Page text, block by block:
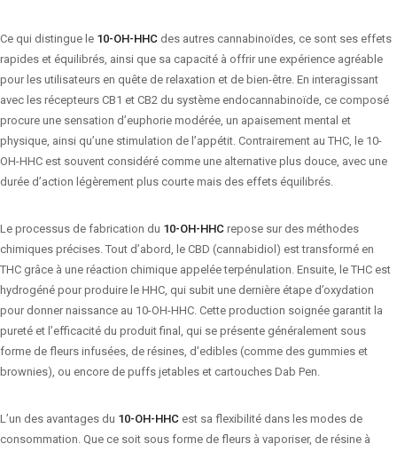
Ce qui distingue le 10-OH-HHC des autres cannabinoïdes, ce sont ses effets
rapides et équilibrés, ainsi que sa capacité à offrir une expérience agréable
pour les utilisateurs en quête de relaxation et de bien-être. En interagissant
avec les récepteurs CB1 et CB2 du système endocannabinoïde, ce composé
procure une sensation d’euphorie modérée, un apaisement mental et
physique, ainsi qu’une stimulation de l’appétit. Contrairement au THC, le 10-
OH-HHC est souvent considéré comme une alternative plus douce, avec une
durée d’action légèrement plus courte mais des effets équilibrés.
Le processus de fabrication du 10-OH-HHC repose sur des méthodes
chimiques précises. Tout d’abord, le CBD (cannabidiol) est transformé en
THC grâce à une réaction chimique appelée terpénulation. Ensuite, le THC est
hydrogéné pour produire le HHC, qui subit une dernière étape d’oxydation
pour donner naissance au 10-OH-HHC. Cette production soignée garantit la
pureté et l’efficacité du produit final, qui se présente généralement sous
forme de fleurs infusées, de résines, d'edibles (comme des gummies et
brownies), ou encore de puffs jetables et cartouches Dab Pen.
L’un des avantages du 10-OH-HHC est sa flexibilité dans les modes de
consommation. Que ce soit sous forme de fleurs à vaporiser, de résine à